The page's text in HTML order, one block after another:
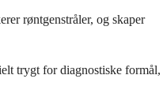
røntgenstråler, og skaper
trygt for diagnostiske formål,